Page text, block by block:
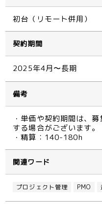
初台（リモート併用）
契約期間
2025年4月〜長期
備考
・単価や契約期間は、
する場合がございます。
・精算：140-180h
関連ワード
プロジェクト管理 PMO